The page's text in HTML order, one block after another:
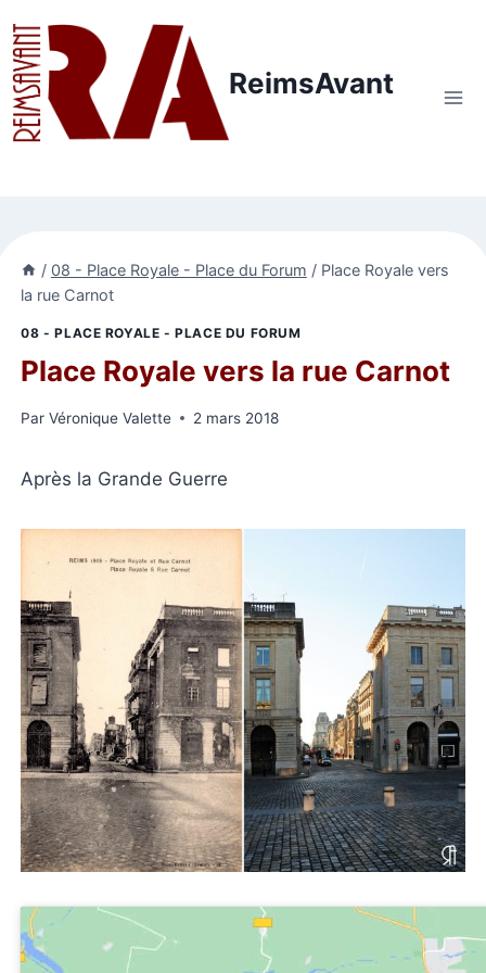
au
contenu
ReimsAvant
/ 08 - Place Royale - Place du Forum / Place Royale vers
la rue Carnot
08 - PLACE ROYALE - PLACE DU FORUM
Place Royale vers la rue Carnot
Par Véronique Valette 2 mars 2018
Après la Grande Guerre